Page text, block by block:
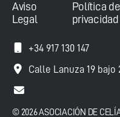
Aviso
Legal
Política de
privacidad
+34 917 130 147
Calle Lanuza 19 bajo
© 2026 ASOCIACIÓN DE